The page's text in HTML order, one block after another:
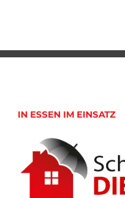
IN ESSEN IM EINSATZ